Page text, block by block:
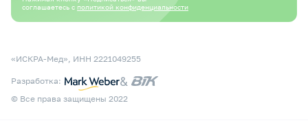
соглашаетесь с политикой конфиденциальности
«ИСКРА-Мед», ИНН 2221049255
Разработка: &
© Все права защищены 2022